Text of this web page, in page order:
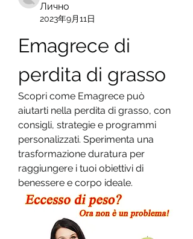
Лично
2023年9月11日
Emagrece di
perdita di grasso
Scopri come Emagrece può
aiutarti nella perdita di grasso, con
consigli, strategie e programmi
personalizzati. Sperimenta una
trasformazione duratura per
raggiungere i tuoi obiettivi di
benessere e corpo ideale.